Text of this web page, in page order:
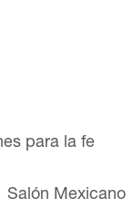
para la fe
Salón Mexicano